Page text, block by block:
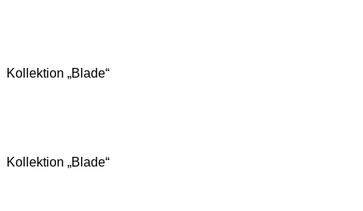
Kollektion „Blade“
Kollektion „Blade“